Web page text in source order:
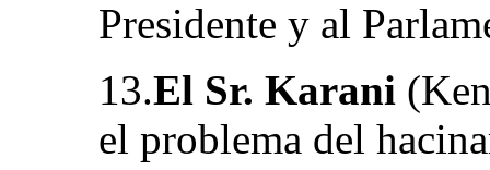
Presidente y al
13.El Sr. Karani
el problema del